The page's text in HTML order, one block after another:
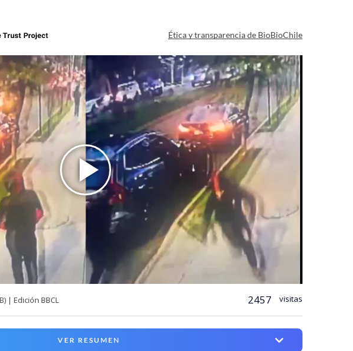
Ética y transparencia de BioBioChile
| Edición BBCL 2457 visitas
VER RESUMEN